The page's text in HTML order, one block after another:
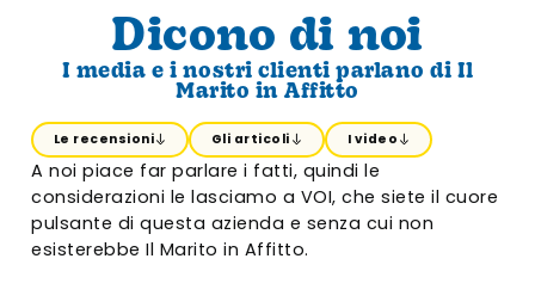
Dicono di noi
I media e i nostri clienti parlano di Il
Marito in Affitto
Le recensioni Gli articoli I video
A noi piace far parlare i fatti, quindi le
considerazioni le lasciamo a VOI, che siete il cuore
pulsante di questa azienda e senza cui non
esisterebbe Il Marito in Affitto.